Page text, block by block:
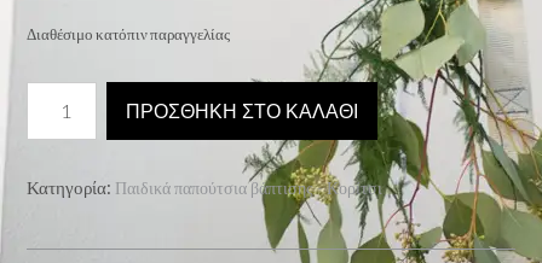
Διαθέσιμο κατόπιν παραγγελίας
WHITE-
BABYWALKER-
ποσότητα
ΠΡΟΣΘΉΚΗ ΣΤΟ ΚΑΛΆΘΙ
Κατηγορία: Παιδικά παπούτσια βάπτισης - Κορίτσι